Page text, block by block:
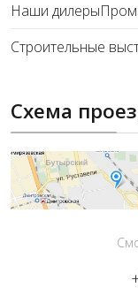
Наши дилеры
Строительные
Схема